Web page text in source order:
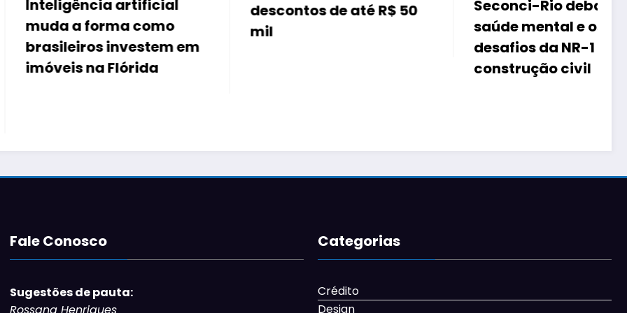
como
em
descontos de até R$ 50
mil
Seconci-Rio debate
saúde mental e os novos
desafios da NR-1 na
Fale Conosco
Sugestões de pauta:
Categorias
Crédito